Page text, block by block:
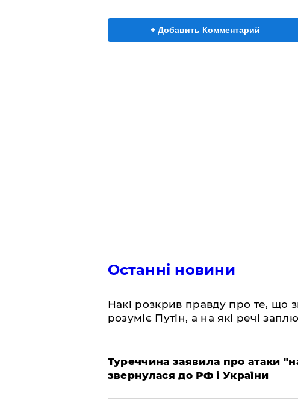
+ Добавить Комментарий
Останні новини
Накі розкрив правду про те, що
розуміє Путін, а на які речі
Туреччина заявила про атаки
звернулася до РФ і України